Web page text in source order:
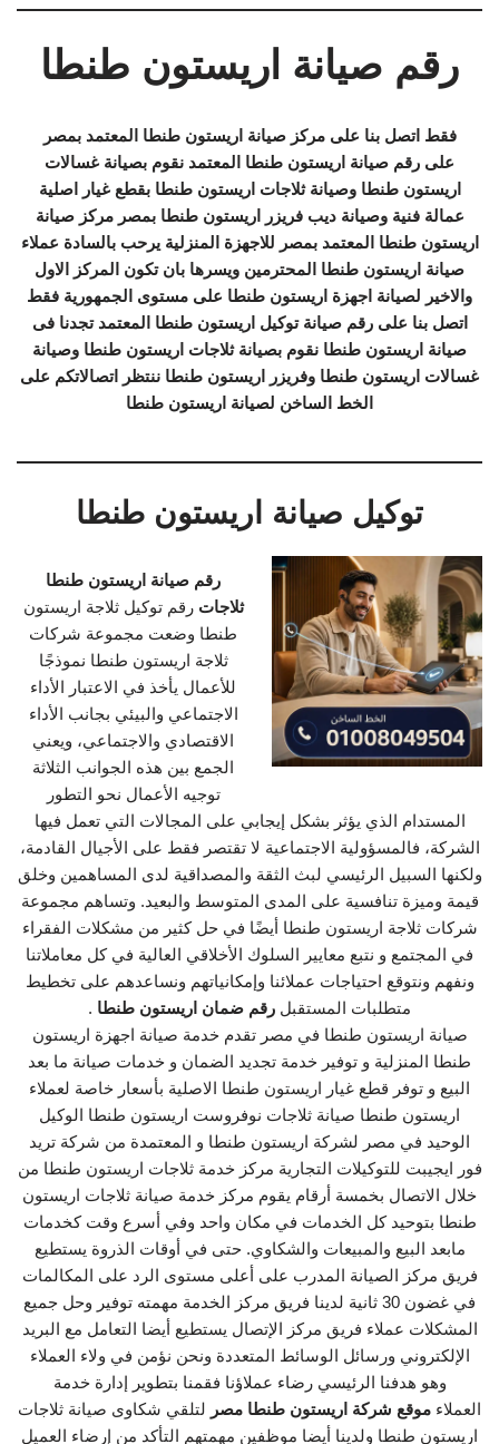
رقم صيانة اريستون طنطا
فقط اتصل بنا على مركز صيانة اريستون طنطا المعتمد بمصر
على رقم صيانة اريستون طنطا المعتمد نقوم بصيانة غسالات
اريستون طنطا وصيانة ثلاجات اريستون طنطا بقطع غيار اصلية
عمالة فنية وصيانة ديب فريزر اريستون طنطا بمصر مركز صيانة
اريستون طنطا المعتمد بمصر للاجهزة المنزلية يرحب بالسادة عملاء
صيانة اريستون طنطا المحترمين ويسرها بان تكون المركز الاول
والاخير لصيانة اجهزة اريستون طنطا على مستوى الجمهورية فقط
اتصل بنا على رقم صيانة توكيل اريستون طنطا المعتمد تجدنا فى
صيانة اريستون طنطا نقوم بصيانة ثلاجات اريستون طنطا وصيانة
غسالات اريستون طنطا وفريزر اريستون طنطا ننتظر اتصالاتكم على
الخط الساخن لصيانة اريستون طنطا
توكيل صيانة اريستون طنطا
رقم صيانة اريستون طنطا
ثلاجات رقم توكيل ثلاجة اريستون
طنطا وضعت مجموعة شركات
ثلاجة اريستون طنطا نموذجًا
للأعمال يأخذ في الاعتبار الأداء
الاجتماعي والبيئي بجانب الأداء
الاقتصادي والاجتماعي، ويعني
الجمع بين هذه الجوانب الثلاثة
توجيه الأعمال نحو التطور
المستدام الذي يؤثر بشكل إيجابي على المجالات التي تعمل فيها
الشركة، فالمسؤولية الاجتماعية لا تقتصر فقط على الأجيال القادمة،
ولكنها السبيل الرئيسي لبث الثقة والمصداقية لدى المساهمين وخلق
قيمة وميزة تنافسية على المدى المتوسط والبعيد. وتساهم مجموعة
شركات ثلاجة اريستون طنطا أيضًا في حل كثير من مشكلات الفقراء
في المجتمع و نتبع معايير السلوك الأخلاقي العالية في كل معاملاتنا
ونفهم ونتوقع احتياجات عملائنا وإمكانياتهم ونساعدهم على تخطيط
متطلبات المستقبل رقم ضمان اريستون طنطا .
صيانة اريستون طنطا في مصر تقدم خدمة صيانة اجهزة اريستون
طنطا المنزلية و توفير خدمة تجديد الضمان و خدمات صيانة ما بعد
البيع و توفر قطع غيار اريستون طنطا الاصلية بأسعار خاصة لعملاء
اريستون طنطا صيانة ثلاجات نوفروست اريستون طنطا الوكيل
الوحيد في مصر لشركة اريستون طنطا و المعتمدة من شركة تريد
فور ايجيبت للتوكيلات التجارية مركز خدمة ثلاجات اريستون طنطا من
خلال الاتصال بخمسة أرقام يقوم مركز خدمة صيانة ثلاجات اريستون
طنطا بتوحيد كل الخدمات في مكان واحد وفي أسرع وقت كخدمات
مابعد البيع والمبيعات والشكاوي. حتى في أوقات الذروة يستطيع
فريق مركز الصيانة المدرب على أعلى مستوى الرد على المكالمات
في غضون 30 ثانية لدينا فريق مركز الخدمة مهمته توفير وحل جميع
المشكلات عملاء فريق مركز الإتصال يستطيع أيضا التعامل مع البريد
الإلكتروني ورسائل الوسائط المتعددة ونحن نؤمن في ولاء العملاء
وهو هدفنا الرئيسي رضاء عملاؤنا فقمنا بتطوير إدارة خدمة
العملاء موقع شركة اريستون طنطا مصر لتلقي شكاوى صيانة ثلاجات
اريستون طنطا ولدينا أيضا موظفين مهمتهم التأكد من إرضاء العميل